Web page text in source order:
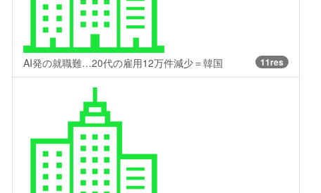
AI発の就職難…20代の雇用12万件減少＝韓国 11res